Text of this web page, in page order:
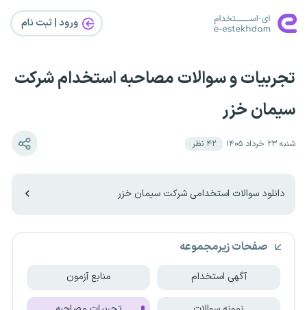
ورود | ثبت‌ نام
تجربیات و سوالات مصاحبه استخدام شرکت
سیمان خزر
شنبه ۲۳ خرداد ۱۴۰۵ ۴۲ نظر
دانلود سوالات استخدامی شرکت سیمان خزر
صفحات زیرمجموعه
آگهی استخدام منابع آزمون